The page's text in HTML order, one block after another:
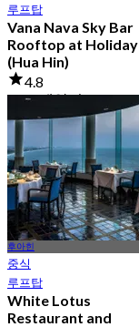
루프탑
Vana Nava Sky Bar
Rooftop at Holiday
(Hua Hin)
4.8
2.7K 예약됨
에서฿ 647.5
후아힌
중식
루프탑
White Lotus
Restaurant and